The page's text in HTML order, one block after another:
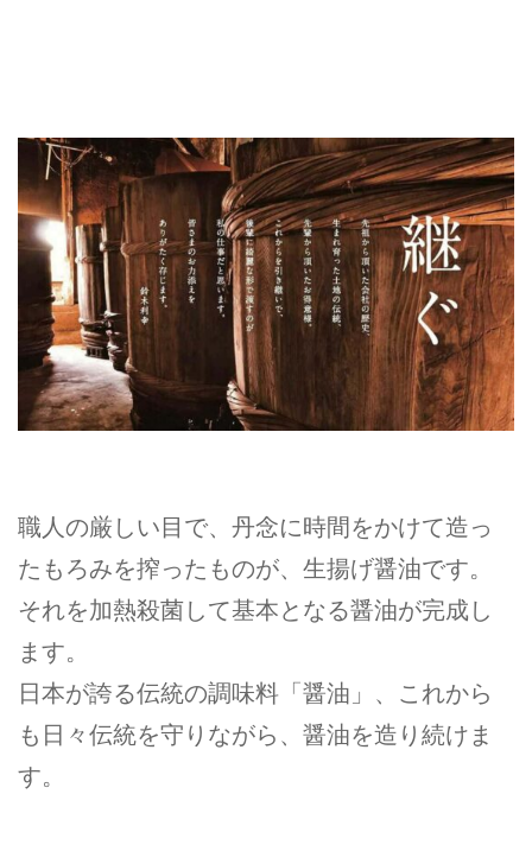
職人の厳しい目で、丹念に時間をかけて造っ
たもろみを搾ったものが、生揚げ醤油です。
それを加熱殺菌して基本となる醤油が完成し
ます。
日本が誇る伝統の調味料「醤油」、これから
も日々伝統を守りながら、醤油を造り続けま
す。